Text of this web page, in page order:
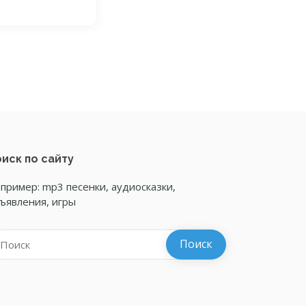
по сайту
mp3 песенки, аудиосказки,
игры